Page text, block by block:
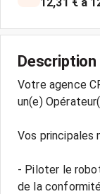
Votre agence
un(e)
Vos principales
- Piloter le
de la